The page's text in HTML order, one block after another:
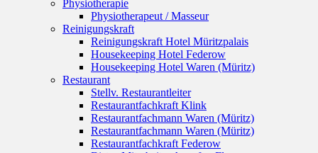
Physiotherapie
Physiotherapeut / Masseur
Reinigungskraft
Reinigungskraft Hotel Müritzpalais
Housekeeping Hotel Federow
Housekeeping Hotel Waren (Müritz)
Restaurant
Stellv. Restaurantleiter
Restaurantfachkraft Klink
Restaurantfachmann Waren (Müritz)
Restaurantfachmann Waren (Müritz)
Restaurantfachkraft Federow